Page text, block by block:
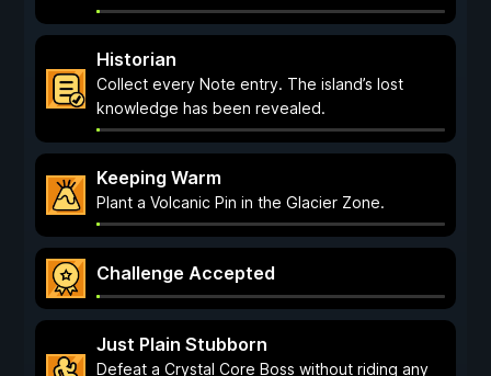
Historian
Collect every Note entry. The island’s lost
knowledge has been revealed.
Keeping Warm
Plant a Volcanic Pin in the Glacier Zone.
Challenge Accepted
Just Plain Stubborn
Defeat a Crystal Core Boss without riding any